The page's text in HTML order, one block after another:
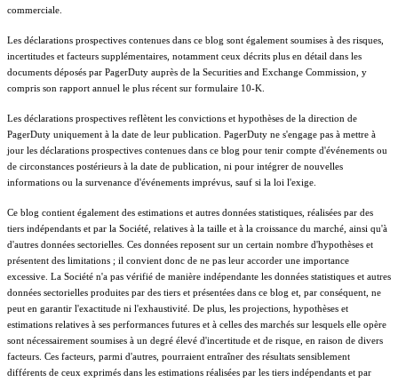
commerciale.
Les déclarations prospectives contenues dans ce blog sont également soumises à des risques,
incertitudes et facteurs supplémentaires, notamment ceux décrits plus en détail dans les
documents déposés par PagerDuty auprès de la Securities and Exchange Commission, y
compris son rapport annuel le plus récent sur formulaire 10-K.
Les déclarations prospectives reflètent les convictions et hypothèses de la direction de
PagerDuty uniquement à la date de leur publication. PagerDuty ne s'engage pas à mettre à
jour les déclarations prospectives contenues dans ce blog pour tenir compte d'événements ou
de circonstances postérieurs à la date de publication, ni pour intégrer de nouvelles
informations ou la survenance d'événements imprévus, sauf si la loi l'exige.
Ce blog contient également des estimations et autres données statistiques, réalisées par des
tiers indépendants et par la Société, relatives à la taille et à la croissance du marché, ainsi qu'à
d'autres données sectorielles. Ces données reposent sur un certain nombre d'hypothèses et
présentent des limitations ; il convient donc de ne pas leur accorder une importance
excessive. La Société n'a pas vérifié de manière indépendante les données statistiques et autres
données sectorielles produites par des tiers et présentées dans ce blog et, par conséquent, ne
peut en garantir l'exactitude ni l'exhaustivité. De plus, les projections, hypothèses et
estimations relatives à ses performances futures et à celles des marchés sur lesquels elle opère
sont nécessairement soumises à un degré élevé d'incertitude et de risque, en raison de divers
facteurs. Ces facteurs, parmi d'autres, pourraient entraîner des résultats sensiblement
différents de ceux exprimés dans les estimations réalisées par les tiers indépendants et par